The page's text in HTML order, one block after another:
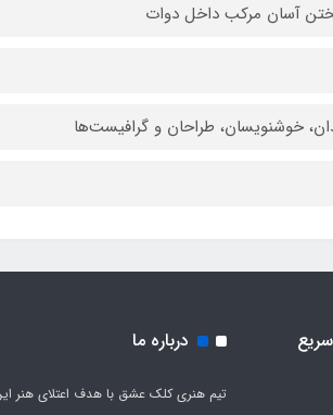
آسان مرکب داخل دوات
خوشنویسان، طراحان و گرافیست‌ها
درباره ما
تیم هنری کلک عشق با هدف اعتلای هنر